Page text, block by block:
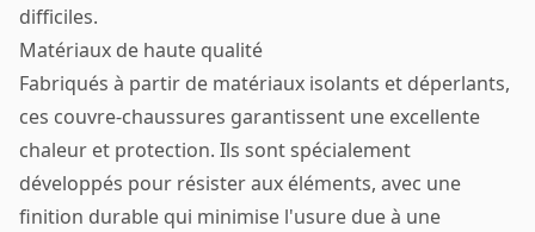
difficiles.
Matériaux de haute qualité
Fabriqués à partir de matériaux isolants et déperlants,
ces couvre-chaussures garantissent une excellente
chaleur et protection. Ils sont spécialement
développés pour résister aux éléments, avec une
finition durable qui minimise l'usure due à une